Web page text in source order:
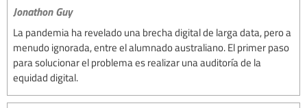
Jonathon Guy
La pandemia ha revelado una brecha digital de larga data, pero a
menudo ignorada, entre el alumnado australiano. El primer paso
para solucionar el problema es realizar una auditoría de la
equidad digital.